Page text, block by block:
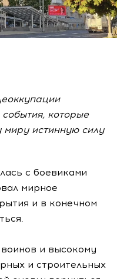
которые
истинную силу
с боевиками
мирное
и в конечном
и высокому
и строительных